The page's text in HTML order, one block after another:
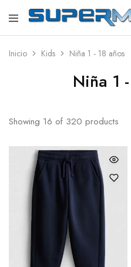
SuperMarkas
Ropa
con
Inicio Kids Niña 1 - 18 años
Niña 1
Showing 16 of 320 products